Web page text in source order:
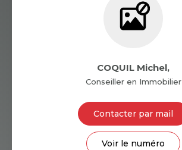
COQUIL Michel,
Conseiller en Immobilier
Contacter par mail
Voir le numéro